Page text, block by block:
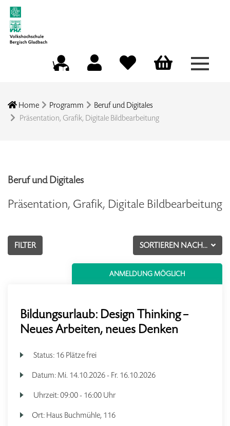
Menü
Home Programm
Beruf und Digitales
Präsentation, Grafik, Digitale Bildbearbeitung
Beruf und Digitales
Präsentation, Grafik, Digitale Bildbearbeitung
SORTIEREN NACH...
FILTER
ANMELDUNG MÖGLICH
Bildungsurlaub: Design Thinking –
Neues Arbeiten, neues Denken
Status: 16 Plätze frei
Datum: Mi. 14.10.2026 - Fr. 16.10.2026
Uhrzeit:09:00 - 16:00 Uhr
Ort: Haus Buchmühle, 116